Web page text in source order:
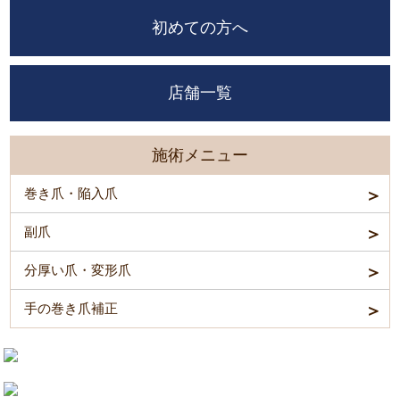
初めての方へ
店舗一覧
施術メニュー
巻き爪・陥入爪
副爪
分厚い爪・変形爪
手の巻き爪補正